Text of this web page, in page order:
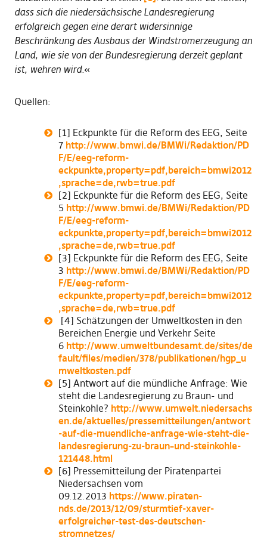
dass sich die niedersächsische Landesregierung
erfolgreich gegen eine derart widersinnige
Beschränkung des Ausbaus der Windstromerzeugung an
Land, wie sie von der Bundesregierung derzeit geplant
ist, wehren wird.«
Quellen:
[1] Eckpunkte für die Reform des EEG, Seite
7 http://www.bmwi.de/BMWi/Redaktion/PD
F/E/eeg-reform-
eckpunkte,property=pdf,bereich=bmwi2012
,sprache=de,rwb=true.pdf
[2] Eckpunkte für die Reform des EEG, Seite
5 http://www.bmwi.de/BMWi/Redaktion/PD
F/E/eeg-reform-
eckpunkte,property=pdf,bereich=bmwi2012
,sprache=de,rwb=true.pdf
[3] Eckpunkte für die Reform des EEG, Seite
3 http://www.bmwi.de/BMWi/Redaktion/PD
F/E/eeg-reform-
eckpunkte,property=pdf,bereich=bmwi2012
,sprache=de,rwb=true.pdf
[4] Schätzungen der Umweltkosten in den
Bereichen Energie und Verkehr Seite
6 http://www.umweltbundesamt.de/sites/de
fault/files/medien/378/publikationen/hgp_u
mweltkosten.pdf
[5] Antwort auf die mündliche Anfrage: Wie
steht die Landesregierung zu Braun- und
Steinkohle? http://www.umwelt.niedersachs
en.de/aktuelles/pressemitteilungen/antwort
-auf-die-muendliche-anfrage-wie-steht-die-
landesregierung-zu-braun–und-steinkohle-
121448.html
[6] Pressemitteilung der Piratenpartei
Niedersachsen vom
09.12.2013 https://www.piraten-
nds.de/2013/12/09/sturmtief-xaver-
erfolgreicher-test-des-deutschen-
stromnetzes/